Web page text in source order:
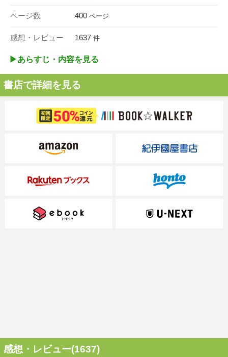
ページ数 400 ページ
感想・レビュー 1637 件
▶︎あらすじ・内容を見る
書店で詳細を見る
感想・レビュー(1637)